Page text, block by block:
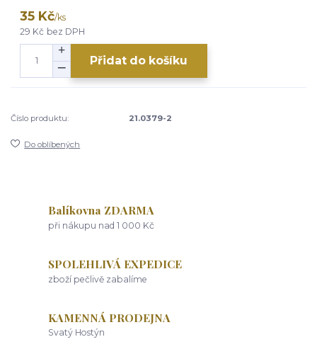
35 Kč/ks
29 Kč bez DPH
Přidat do košíku
Číslo produktu: 21.0379-2
Do oblíbených
Balíkovna ZDARMA
při nákupu nad 1 000 Kč
SPOLEHLIVÁ EXPEDICE
zboží pečlivě zabalíme
KAMENNÁ PRODEJNA
Svatý Hostýn